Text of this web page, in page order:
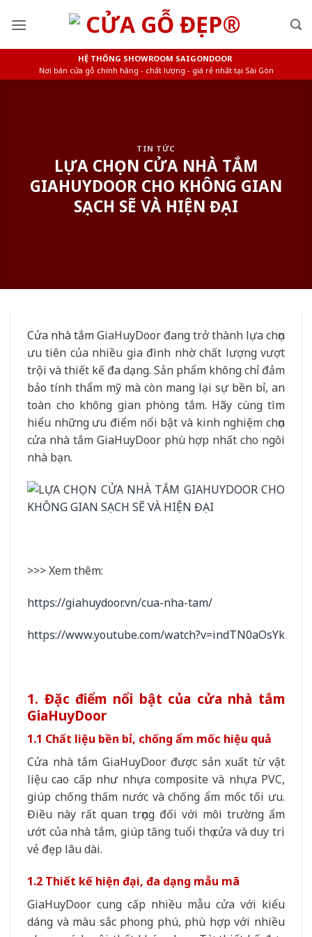
HỆ THỐNG SHOWROOM SAIGONDOOR
Nơi bán cửa gỗ chính hãng - chất lượng - giá rẻ nhất tại Sài Gòn
TIN TỨC
LỰA CHỌN CỬA NHÀ TẮM
GIAHUYDOOR CHO KHÔNG GIAN
SẠCH SẼ VÀ HIỆN ĐẠI
Cửa nhà tắmGiaHuyDoor đang trở thành lựa chọn
ưu tiên của nhiều gia đình nhờ chất lượng vượt
trội và thiết kế đa dạng. Sản phẩm không chỉ đảm
bảo tính thẩm mỹ mà còn mang lại sự bền bỉ, an
toàn cho không gian phòng tắm. Hãy cùng tìm
hiểu những ưu điểm nổi bật và kinh nghiệm chọn
cửa nhà tắm GiaHuyDoor phù hợp nhất cho ngôi
nhà bạn.
>>> Xem thêm:
https://giahuydoor.vn/cua-nha-tam/
https://www.youtube.com/watch?v=indTN0aOsYk
1. Đặc điểm nổi bật của cửa nhà tắm
GiaHuyDoor
1.1 Chất liệu bền bỉ, chống ẩm mốc hiệu quả
Cửa nhà tắm GiaHuyDoor được sản xuất từ vật
liệu cao cấp như nhựa composite và nhựa PVC,
giúp chống thấm nước và chống ẩm mốc tối ưu.
Điều này rất quan trọng đối với môi trường ẩm
ướt của nhà tắm, giúp tăng tuổi thọ cửa và duy trì
vẻ đẹp lâu dài.
1.2 Thiết kế hiện đại, đa dạng mẫu mã
GiaHuyDoor cung cấp nhiều mẫu cửa với kiểu
dáng và màu sắc phong phú, phù hợp với nhiều